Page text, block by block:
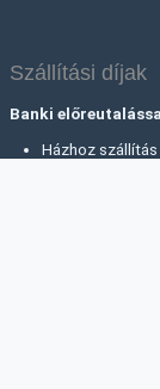
Szállítási díjak
Banki
Házhoz